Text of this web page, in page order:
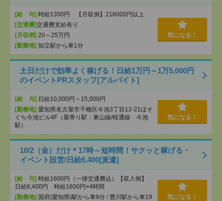
[給 与] 時給1350円 【月収例】216000円以上
[交通費]交通費支給有り
[月収例] 20～25万円
[勤務地] 知立駅から車1分
気になる！
土日だけで効率よく稼げる！日給1万円～1万5,000円
のイベントPRスタッフ[アルバイト]
[給 与] 日給10,000円～15,000円
[勤務地] 愛知県名古屋市千種区今池3丁目12-21ほそ
ぐち今池ビル4F（最寄り駅：東山線/桜通線 今池
駅）
気になる！
10/2（金）だけ＊17時～短時間！サクッと稼げる・
イベント設営/日給6,400[派遣]
[給 与] 時給1600円（一律交通費込）【収入例】
日給6,400円 時給1600円×4時間
[勤務地] 国府(愛知県)駅から車9分 / 豊川駅から車19
気になる！